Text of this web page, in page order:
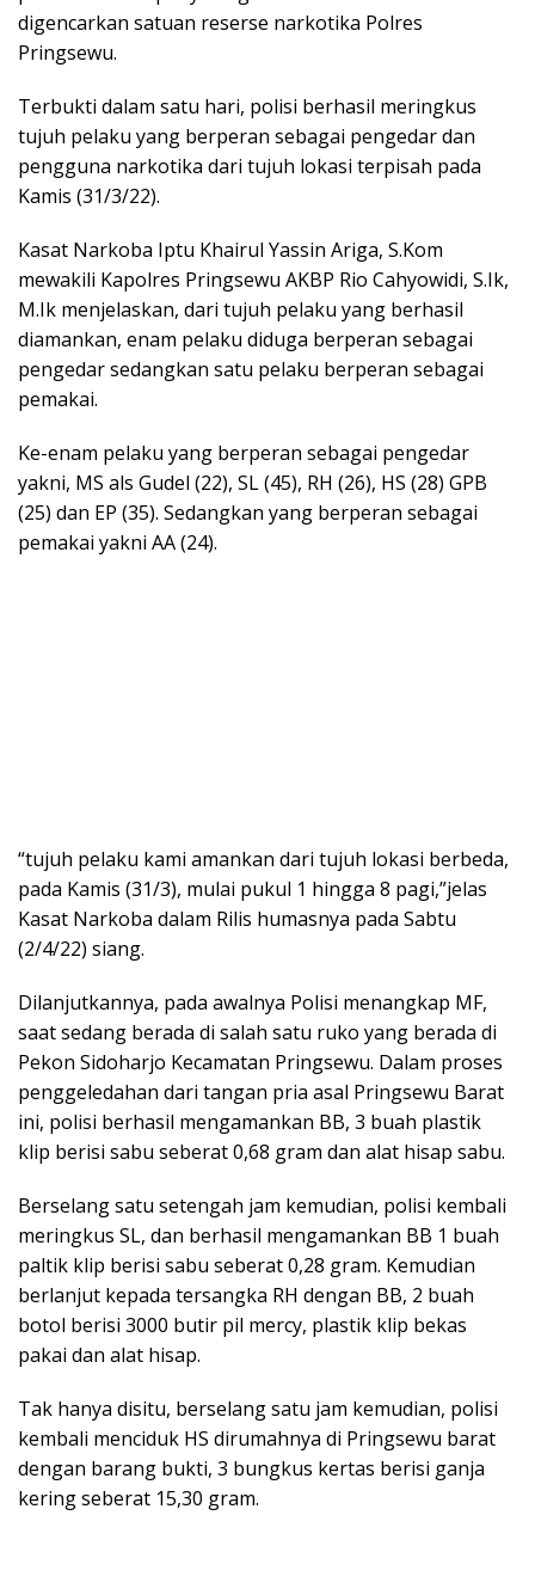
digencarkan satuan reserse narkotika Polres
Pringsewu.
Terbukti dalam satu hari, polisi berhasil meringkus
tujuh pelaku yang berperan sebagai pengedar dan
pengguna narkotika dari tujuh lokasi terpisah pada
Kamis (31/3/22).
Kasat Narkoba Iptu Khairul Yassin Ariga, S.Kom
mewakili Kapolres Pringsewu AKBP Rio Cahyowidi, S.Ik,
M.Ik menjelaskan, dari tujuh pelaku yang berhasil
diamankan, enam pelaku diduga berperan sebagai
pengedar sedangkan satu pelaku berperan sebagai
pemakai.
Ke-enam pelaku yang berperan sebagai pengedar
yakni, MS als Gudel (22), SL (45), RH (26), HS (28) GPB
(25) dan EP (35). Sedangkan yang berperan sebagai
pemakai yakni AA (24).
“tujuh pelaku kami amankan dari tujuh lokasi berbeda,
pada Kamis (31/3), mulai pukul 1 hingga 8 pagi,”jelas
Kasat Narkoba dalam Rilis humasnya pada Sabtu
(2/4/22) siang.
Dilanjutkannya, pada awalnya Polisi menangkap MF,
saat sedang berada di salah satu ruko yang berada di
Pekon Sidoharjo Kecamatan Pringsewu. Dalam proses
penggeledahan dari tangan pria asal Pringsewu Barat
ini, polisi berhasil mengamankan BB, 3 buah plastik
klip berisi sabu seberat 0,68 gram dan alat hisap sabu.
Berselang satu setengah jam kemudian, polisi kembali
meringkus SL, dan berhasil mengamankan BB 1 buah
paltik klip berisi sabu seberat 0,28 gram. Kemudian
berlanjut kepada tersangka RH dengan BB, 2 buah
botol berisi 3000 butir pil mercy, plastik klip bekas
pakai dan alat hisap.
Tak hanya disitu, berselang satu jam kemudian, polisi
kembali menciduk HS dirumahnya di Pringsewu barat
dengan barang bukti, 3 bungkus kertas berisi ganja
kering seberat 15,30 gram.